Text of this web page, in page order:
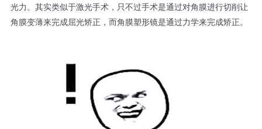
光力。其实类似于激光手术，只不过手术是通过对角膜进行切削让
角膜变薄来完成屈光矫正，而角膜塑形镜是通过力学来完成矫正。